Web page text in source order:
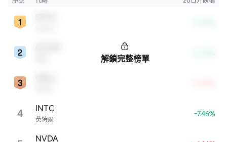
4 英特爾
INTC -7.46%
NVDA
解鎖完整榜單